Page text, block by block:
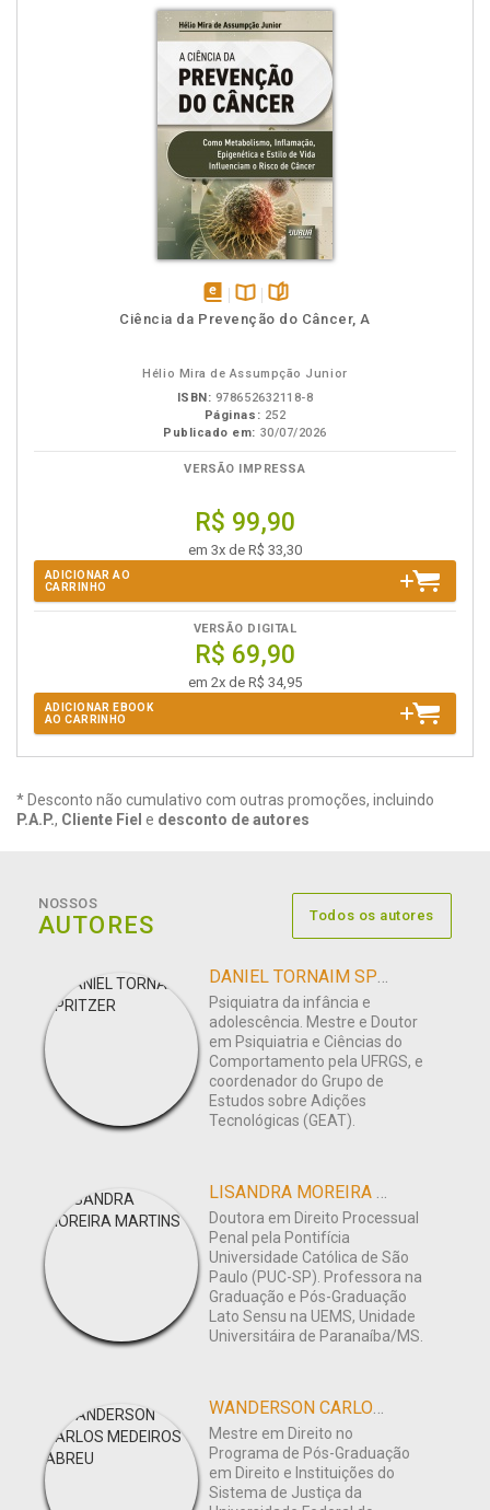
disponívelDisponível
páginas
Ciência da Prevenção do Câncer, A
Hélio Mira de Assumpção Junior
ISBN: 978652632118-8
Páginas: 252
Publicado em: 30/07/2026
VERSÃO IMPRESSA
R$ 99,90
em 3x de R$ 33,30
ADICIONAR AO
CARRINHO
VERSÃO DIGITAL
R$ 69,90
em 2x de R$ 34,95
ADICIONAR EBOOK
AO CARRINHO
* Desconto não cumulativo com outras promoções, incluindo
P.A.P., Cliente Fiel e desconto de autores
NOSSOS
AUTORES Todos os autores
DANIEL TORNAIM SPRITZER
Psiquiatra da infância e
adolescência. Mestre e Doutor
em Psiquiatria e Ciências do
Comportamento pela UFRGS, e
coordenador do Grupo de
Estudos sobre Adições
Tecnológicas (GEAT).
LISANDRA MOREIRA MARTINS
Doutora em Direito Processual
Penal pela Pontifícia
Universidade Católica de São
Paulo (PUC-SP). Professora na
Graduação e Pós-Graduação
Lato Sensu na UEMS, Unidade
Universitáira de Paranaíba/MS.
WANDERSON CARLOS MEDEIROS ABREU
Mestre em Direito no
Programa de Pós-Graduação
em Direito e Instituições do
Sistema de Justiça da